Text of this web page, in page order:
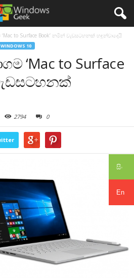
සිං
En
‘Mac to Surface Book’ නමින් වැඩසටහනක් හඳුන්වාදෙයි
WINDOWS 10
‘Mac to Surface
2794 0